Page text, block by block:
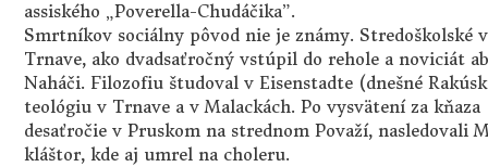
assiského „Poverella-Chudáčika”.
Smrtníkov sociálny pôvod nie je známy. Stredoškolské
Trnave, ako dvadsaťročný vstúpil do rehole a noviciát
Naháči. Filozofiu študoval v Eisenstadte (dnešné
teológiu v Trnave a v Malackách. Po vysvätení za
desaťročie v Pruskom na strednom Považí, nasledovali
kláštor, kde aj umrel na choleru.